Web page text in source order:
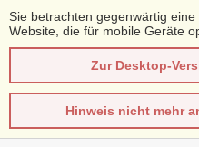
Sie betrachten gegenwärtig eine
Website, die für mobile Geräte
Zur Desktop-
Hinweis nicht mehr